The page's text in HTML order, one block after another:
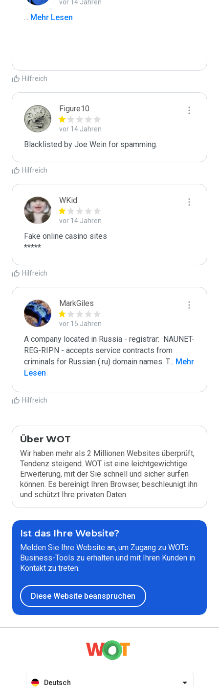
vor 14 Jahren
... Mehr Lesen
Hilfreich
Figure10
vor 14 Jahren
Blacklisted by Joe Wein for spamming.
Hilfreich
WKid
vor 14 Jahren
Fake online casino sites
Hilfreich
MarkGiles
vor 15 Jahren
A company located in Russia - registrar:  NAUNET-
REG-RIPN - accepts service contracts from
criminals for Russian (.ru) domain names. T... Mehr
Lesen
Hilfreich
Über WOT
Wir haben mehr als 2 Millionen Websites überprüft,
Tendenz steigend. WOT ist eine leichtgewichtige
Erweiterung, mit der Sie schnell und sicher surfen
können. Es bereinigt Ihren Browser, beschleunigt ihn
und schützt Ihre privaten Daten.
Ist das Ihre Website?
Melden Sie Ihre Website an, um Zugang zu WOTs
Business-Tools zu erhalten und mit Ihren Kunden in
Kontakt zu treten.
Diese Website beanspruchen
Deutsch